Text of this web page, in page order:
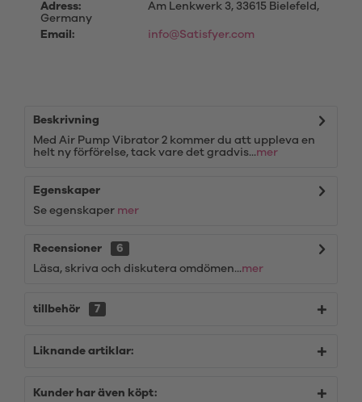
Adress:
Am Lenkwerk 3, 33615 Bielefeld,
Germany
Email:
info@Satisfyer.com
Beskrivning
Med Air Pump Vibrator 2 kommer du att uppleva en
helt ny förförelse, tack vare det gradvis...mer
Egenskaper
Se egenskaper mer
Recensioner
6
Läsa, skriva och diskutera omdömen...mer
tillbehör 7
Liknande artiklar:
Kunder har även köpt: